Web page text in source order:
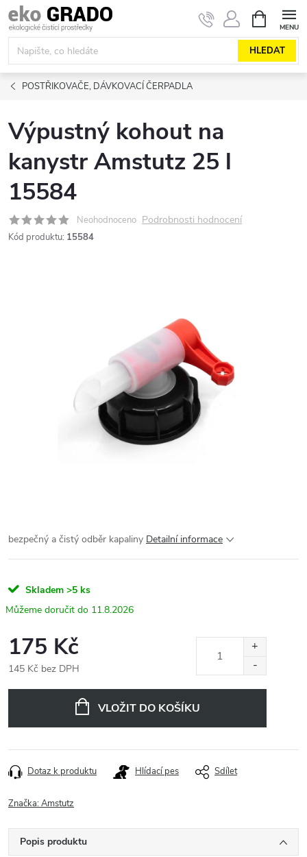
Přejít
na
obsah
HLEDAT
NÁKUPNÍ
KOŠÍK
POSTŘIKOVAČE, DÁVKOVACÍ ČERPADLA
Výpustný kohout na
kanystr Amstutz 25 l
15584
Neohodnoceno Podrobnosti hodnocení
Kód produktu: 15584
bezpečný a čistý odběr kapaliny Detailní informace
Skladem >5 ks
11.8.2026
175 Kč
145 Kč bez DPH
VLOŽIT DO KOŠÍKU
Dotaz k produktu Hlídací pes Sdílet
Značka:Amstutz
Popis produktu